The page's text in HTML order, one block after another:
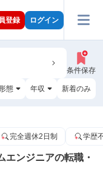
登録 ログイン
条件保存
態 年収 新着のみ
完全週休2日制 学歴
エンジニアの転職・